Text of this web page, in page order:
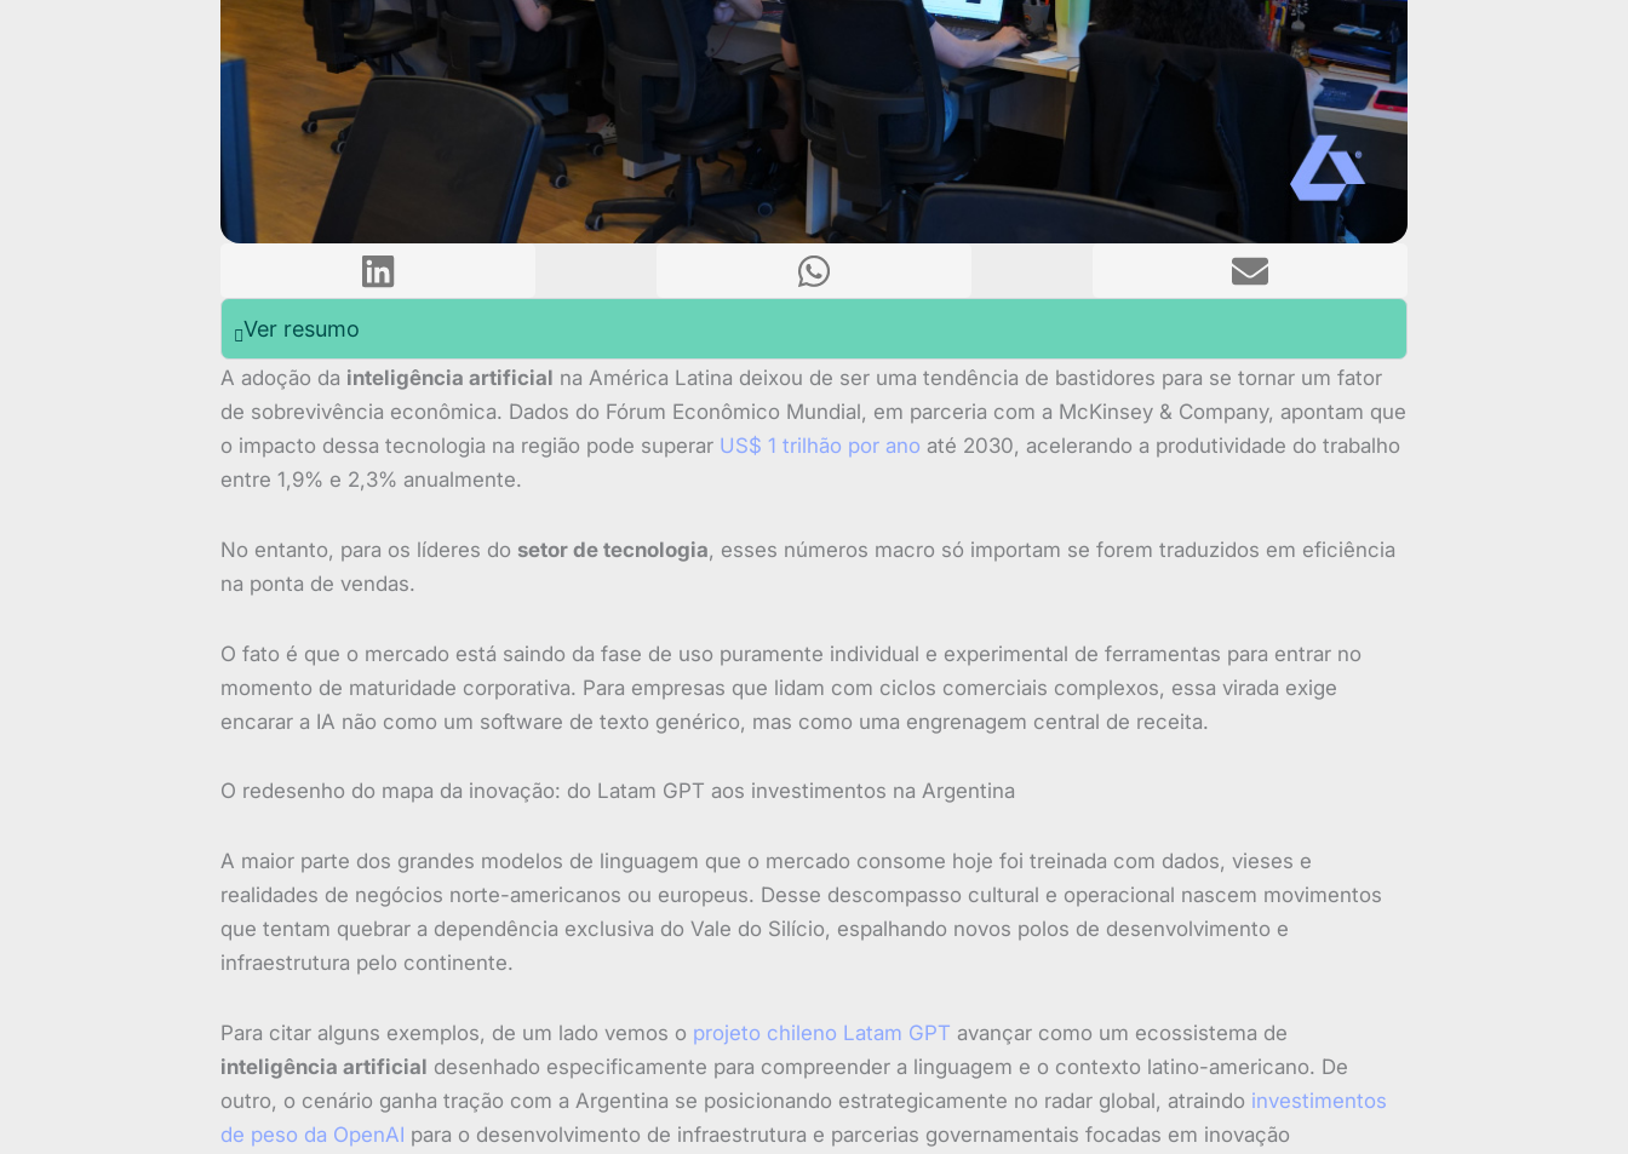
Ver resumo
A adoção da inteligência artificial na América Latina deixou de ser uma tendência de bastidores para se tornar um fator
de sobrevivência econômica. Dados do Fórum Econômico Mundial, em parceria com a McKinsey & Company, apontam que
o impacto dessa tecnologia na região pode superar US$ 1 trilhão por ano até 2030, acelerando a produtividade do trabalho
entre 1,9% e 2,3% anualmente.
No entanto, para os líderes do setor de tecnologia, esses números macro só importam se forem traduzidos em eficiência
na ponta de vendas.
O fato é que o mercado está saindo da fase de uso puramente individual e experimental de ferramentas para entrar no
momento de maturidade corporativa. Para empresas que lidam com ciclos comerciais complexos, essa virada exige
encarar a IA não como um software de texto genérico, mas como uma engrenagem central de receita.
O redesenho do mapa da inovação: do Latam GPT aos investimentos na Argentina
A maior parte dos grandes modelos de linguagem que o mercado consome hoje foi treinada com dados, vieses e
realidades de negócios norte-americanos ou europeus. Desse descompasso cultural e operacional nascem movimentos
que tentam quebrar a dependência exclusiva do Vale do Silício, espalhando novos polos de desenvolvimento e
infraestrutura pelo continente.
Para citar alguns exemplos, de um lado vemos o projeto chileno Latam GPT avançar como um ecossistema de
inteligência artificial desenhado especificamente para compreender a linguagem e o contexto latino-americano. De
outro, o cenário ganha tração com a Argentina se posicionando estrategicamente no radar global, atraindo investimentos
de peso da OpenAI para o desenvolvimento de infraestrutura e parcerias governamentais focadas em inovação